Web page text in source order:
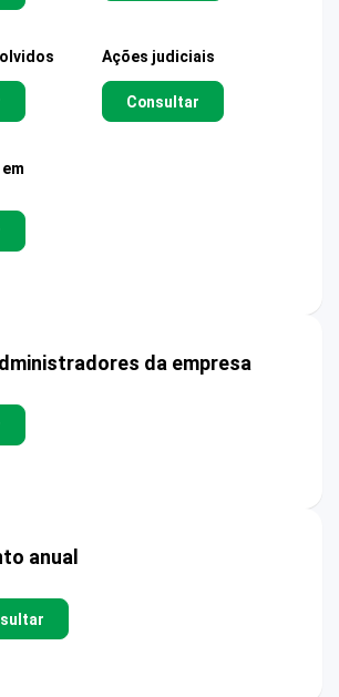
Ações judiciais
Consultar
da empresa
anual